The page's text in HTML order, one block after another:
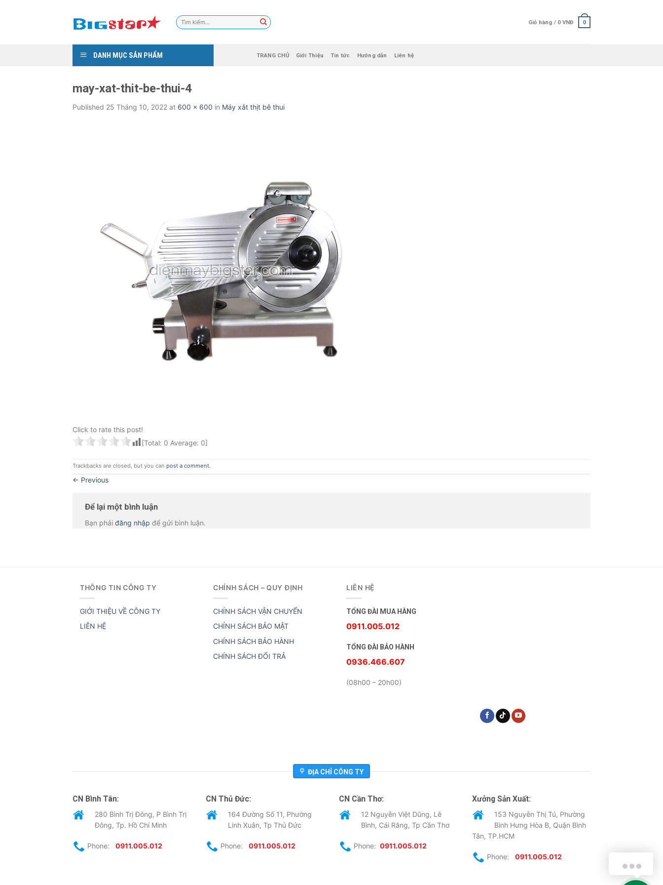
Tìm
kiếm:
Giỏ hàng / 0 VNĐ 0
DANH MỤC SẢN PHẨM TRANG CHỦ Giới Thiệu Tin tức Hướng dẫn Liên hệ
may-xat-thit-be-thui-4
Published 25 Tháng 10, 2022 at 600 × 600 in Máy xắt thịt bê thui
Click to rate this post!
[Total: 0 Average: 0]
Trackbacks are closed, but you can post a comment.
← Previous
Để lại một bình luận
Bạn phải đăng nhập để gửi bình luận.
THÔNG TIN CÔNG TY
GIỚI THIỆU VỀ CÔNG TY
LIÊN HỆ
CHÍNH SÁCH – QUY ĐỊNH
CHÍNH SÁCH VẬN CHUYỂN
CHÍNH SÁCH BẢO MẬT
CHÍNH SÁCH BẢO HÀNH
CHÍNH SÁCH ĐỔI TRẢ
LIÊN HỆ
TỔNG ĐÀI MUA HÀNG
0911.005.012
TỔNG ĐÀI BẢO HÀNH
0936.466.607
(08h00 – 20h00)
ĐỊA CHỈ CÔNG TY
CN Bình Tân:
280 Bình Trị Đông, P Bình Trị
Đông, Tp. Hồ Chí Minh
Phone: 0911.005.012
CN Thủ Đức:
164 Đường Số 11, Phường
Linh Xuân, Tp Thủ Đức
Phone: 0911.005.012
CN Cần Thơ:
12 Nguyễn Việt Dũng, Lê
Bình, Cái Răng, Tp Cần Thơ
Phone: 0911.005.012
Xưởng Sản Xuất:
153 Nguyễn Thị Tú, Phường
Bình Hưng Hòa B, Quận Bình
Tân, TP.HCM
Phone: 0911.005.012
Xin chào